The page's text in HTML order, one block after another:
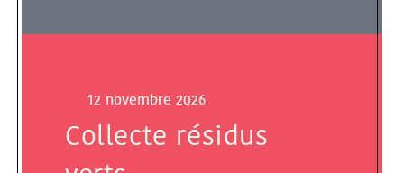
12 novembre 2026
Collecte résidus